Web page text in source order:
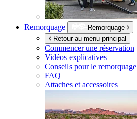
Remorquage
Remorquage
Retour au menu principal
Commencer une réservation
Vidéos explicatives
Conseils pour le remorquage
FAQ
Attaches et accessoires